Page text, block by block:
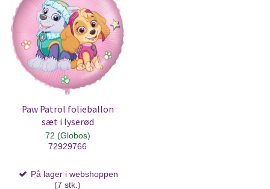
Paw Patrol folieballon
sæt i lyserød
72 (Globos)
72929766
På lager i webshoppen
(7 stk.)